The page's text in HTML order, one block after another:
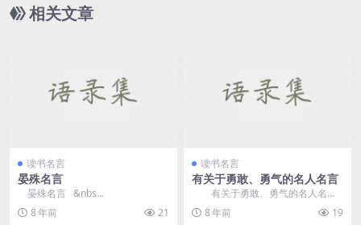
相关文章
读书名言
晏殊名言
晏殊名言 &nbs...
8 年前
21
读书名言
有关于勇敢、勇气的名人名言
有关于勇敢、勇气的名人名言
1、勇气通往天堂，怯懦通往地
狱。&mdash...
8 年前 19